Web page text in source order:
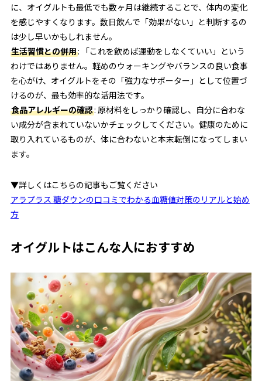
に、オイグルトも最低でも数ヶ月は継続することで、体内の変化
を感じやすくなります。数日飲んで「効果がない」と判断するの
は少し早いかもしれません。
生活習慣との併用: 「これを飲めば運動をしなくていい」という
わけではありません。軽めのウォーキングやバランスの良い食事
を心がけ、オイグルトをその「強力なサポーター」として位置づ
けるのが、最も効率的な活用法です。
食品アレルギーの確認: 原材料をしっかり確認し、自分に合わな
い成分が含まれていないかチェックしてください。健康のために
取り入れているものが、体に合わないと本末転倒になってしまい
ます。
▼詳しくはこちらの記事もご覧ください
アラプラス 糖ダウンの口コミでわかる血糖値対策のリアルと始め
方
オイグルトはこんな人におすすめ